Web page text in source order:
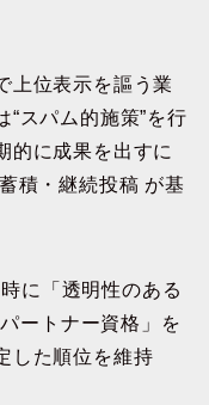
上位表示を謳う業
スパム的施策”を行
的に成果を出すに
積・継続投稿 が基
に「透明性のある
ートナー資格」を
した順位を維持